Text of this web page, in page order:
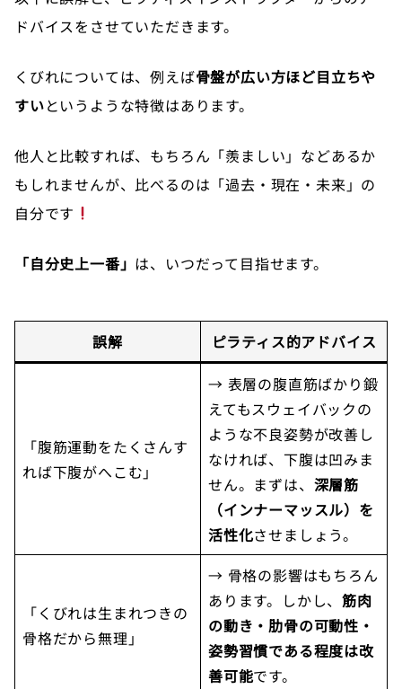
ドバイスをさせていただきます。
くびれについては、例えば骨盤が広い方ほど目立ちや
すいというような特徴はあります。
他人と比較すれば、もちろん「羨ましい」などあるか
もしれませんが、比べるのは「過去・現在・未来」の
自分です
「自分史上一番」 は、いつだって目指せます。
誤解 ピラティス的アドバイス
「腹筋運動をたくさんす
れば下腹がへこむ」
→ 表層の腹直筋ばかり鍛
えてもスウェイバックの
ような不良姿勢が改善し
なければ、下腹は凹みま
せん。まずは、 深層筋
（インナーマッスル）を
活性化させましょう。
「くびれは生まれつきの
骨格だから無理」
→ 骨格の影響はもちろん
あります。しかし、筋肉
の動き・肋骨の可動性・
姿勢習慣である程度は改
善可能です。